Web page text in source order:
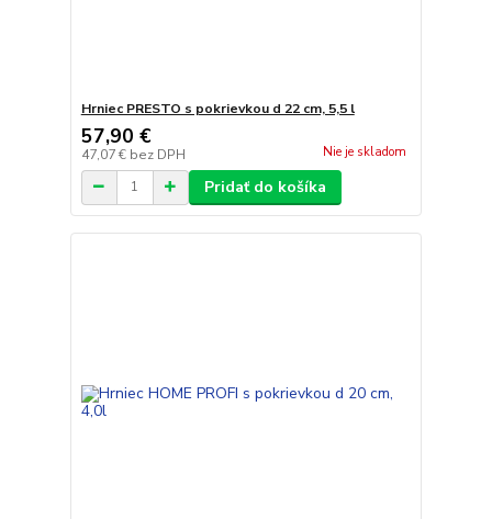
Hrniec PRESTO s pokrievkou d 22 cm, 5,5 l
57,90 €
47,07 € bez DPH Nie je skladom
Pridať do košíka